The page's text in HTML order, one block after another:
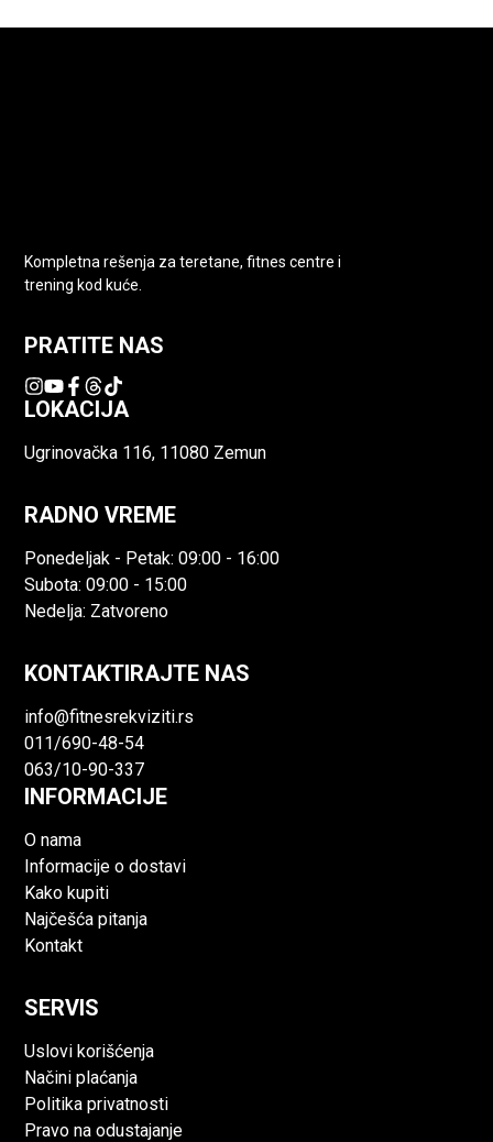
Kompletna rešenja za teretane, fitnes centre i
trening kod kuće.
PRATITE NAS
LOKACIJA
Ugrinovačka 116, 11080 Zemun
RADNO VREME
Ponedeljak - Petak: 09:00 - 16:00
Subota: 09:00 - 15:00
Nedelja: Zatvoreno
KONTAKTIRAJTE NAS
info@fitnesrekviziti.rs
011/690-48-54
063/10-90-337
INFORMACIJE
O nama
Informacije o dostavi
Kako kupiti
Najčešća pitanja
Kontakt
SERVIS
Uslovi korišćenja
Načini plaćanja
Politika privatnosti
Pravo na odustajanje